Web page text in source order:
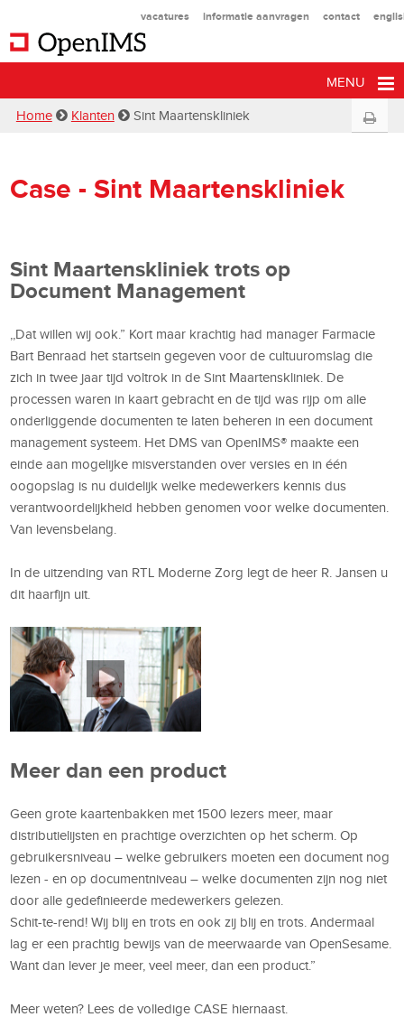
vacatures informatie aanvragen contact
MENU
Home Klanten Sint Maartenskliniek
Case - Sint Maartenskliniek
Sint Maartenskliniek trots op
Document Management
,,Dat willen wij ook.” Kort maar krachtig had manager Farmacie
Bart Benraad het startsein gegeven voor de cultuuromslag die
zich in twee jaar tijd voltrok in de Sint Maartenskliniek. De
processen waren in kaart gebracht en de tijd was rijp om alle
onderliggende documenten te laten beheren in een document
management systeem. Het DMS van OpenIMS® maakte een
einde aan mogelijke misverstanden over versies en in één
oogopslag is nu duidelijk welke medewerkers kennis dus
verantwoordelijkheid hebben genomen voor welke documenten.
Van levensbelang.
In de uitzending van RTL Moderne Zorg legt de heer R. Jansen u
dit haarfijn uit.
Meer dan een product
Geen grote kaartenbakken met 1500 lezers meer, maar
distributielijsten en prachtige overzichten op het scherm. Op
gebruikersniveau – welke gebruikers moeten een document nog
lezen - en op documentniveau – welke documenten zijn nog niet
door alle gedefinieerde medewerkers gelezen.
Schit-te-rend! Wij blij en trots en ook zij blij en trots. Andermaal
lag er een prachtig bewijs van de meerwaarde van OpenSesame.
Want dan lever je meer, veel meer, dan een product.”
Meer weten? Lees de volledige CASE hiernaast.